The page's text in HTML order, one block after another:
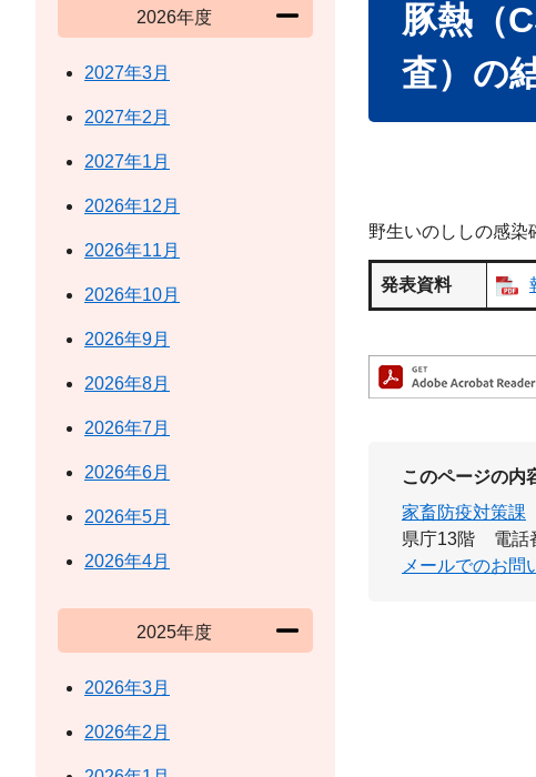
豚熱（
査）の
野生いのししの感染
発表資料
このページの内
家畜防疫対策課
県庁13階
電話
メールでのお問
2026年度
2027年3月
2027年2月
2027年1月
2026年12月
2026年11月
2026年10月
2026年9月
2026年8月
2026年7月
2026年6月
2026年5月
2026年4月
2025年度
2026年3月
2026年2月